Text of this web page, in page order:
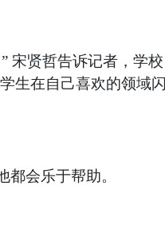
宋贤哲告诉记者，学校
生在自己喜欢的领域闪
会乐于帮助。